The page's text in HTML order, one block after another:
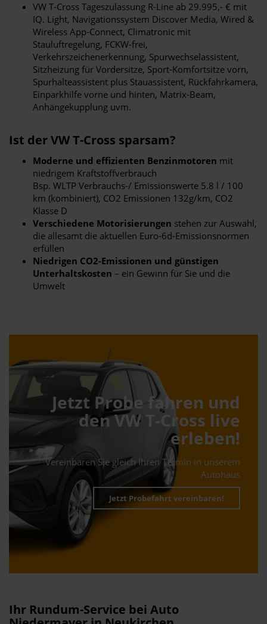
VW T-Cross Tageszulassung R-Line ab 29.995,- € mit
IQ. Light, Navigationssystem Discover Media, Wired &
Wireless App-Connect, Climatronic mit
Stauluftregelung, FCKW-frei,
Verkehrszeichenerkennung, Spurwechselassistent,
Sitzheizung für Vordersitze, Sport-Komfortsitze vorn,
Spurhalteassistent plus Stauassistent, Rückfahrkamera,
Einparkhilfe vorne und hinten, Matrix-Beam,
Anhängekupplung uvm.
Ist der VW T-Cross sparsam?
Moderne und effizienten Benzinmotoren mit
niedrigem Kraftstoffverbrauch
Bsp. WLTP Verbrauchs-/ Emissionswerte 5.8 l / 100
km (kombiniert), CO2 Emissionen 132g/km, CO2
Klasse D
Verschiedene Motorisierungen stehen zur Auswahl,
die allesamt die aktuellen Euro-6d-Emissionsnormen
erfüllen
Niedrigen CO2-Emissionen und günstigen
Unterhaltskosten – ein Gewinn für Sie und die
Umwelt
Jetzt Probe fahren und
den VW T-Cross live
erleben!
Vereinbaren Sie gleich Ihren Termin in unserem
Autohaus
Jetzt Probefahrt vereinbaren!
Ihr Rundum-Service bei Auto